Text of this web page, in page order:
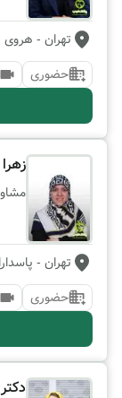
تهران - هروی
حضوری
تهران -
حضوری